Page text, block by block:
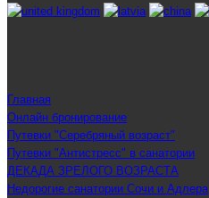
Главная
Онлайн бронирование
Путевки "Серебряный возраст"
Путевки "Антистресс" в санатории
ДЕКАДА ЗРЕЛОГО ВОЗРАСТА
Недорогие санатории Сочи и Адлера